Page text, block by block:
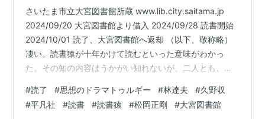
さいたま市立大宮図書館所蔵 www.lib.city.saitama.jp
2024/09/20 大宮図書館より借入 2024/09/28 読書開始
2024/10/01 読了、大宮図書館へ返却 （以下、敬称略）
凄い。読書猿が十年かけて読むといった意味がわかっ
た。その知の内容はうかがい知れないが、二人とも、特
しそうに応える。 久野 その演劇性の問題のほかに、もう
一つ、日本の研究だと、ロゴスが新しいロゴスを生み、
#読了 #思想のドラマトゥルギー #林達夫 #久野収
#平凡社 #読書 #読書猿 #松岡正剛 #大宮図書館